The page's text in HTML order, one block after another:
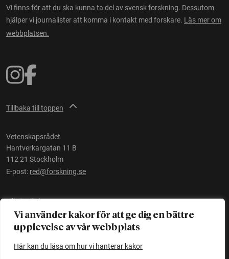
Vi använder kakor för att ge dig en bättre
upplevelse av vår webbplats
Här kan du läsa om hur vi hanterar kakor
Vi finns för att du ska kunna ta del av svensk forskning. Dessutom
hjälper vi journalister att komma i kontakt med forskare. Läs mer om
webbplatsen.
Tillbaka till toppen
Vetenskapsrådet
Hantverkargatan 11 B
112 21 Stockholm
E-post: red@forskning.se
Tillgänglighet
Ett initiativ avVetenskapsrådet